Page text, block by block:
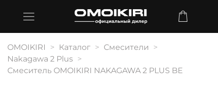
OMOIKIRI Каталог
Смесители
Nakagawa 2 Plus
Смеситель OMOIKIRI NAKAGAWA 2 PLUS BE